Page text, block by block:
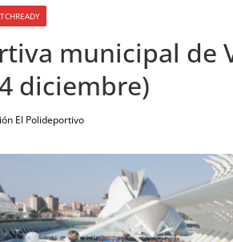
municipal de
diciembre)
El Polideportivo